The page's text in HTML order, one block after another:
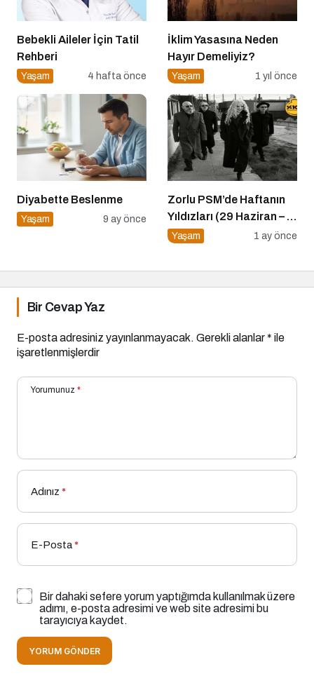
Bebekli Aileler İçin Tatil
Rehberi
Yaşam 4 hafta önce
İklim Yasasına Neden
Hayır Demeliyiz?
Yaşam 1 yıl önce
Diyabette Beslenme
Yaşam 9 ay önce
Zorlu PSM’de Haftanın
Yıldızları (29 Haziran – 5
Temmuz)
Yaşam 1 ay önce
Bir Cevap Yaz
E-posta adresiniz yayınlanmayacak. Gerekli alanlar* ile
işaretlenmişlerdir
Yorumunuz *
Adınız *
E-Posta*
Bir dahaki sefere yorum yaptığımda kullanılmak üzere
adımı, e-posta adresimi ve web site adresimi bu
tarayıcıya kaydet.
YORUM GÖNDER